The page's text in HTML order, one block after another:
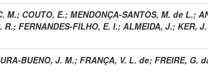
M.; COUTO, E.; MENDONÇA-SANTOS, M. de L.;
R.; FERNANDES-FILHO, E. I.; ALMEIDA, J.; KER,
BUENO, J. M.; FRANÇA, V. L. de; FREIRE, G.